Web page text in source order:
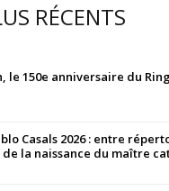
RÉCENTS
le 150e anniversaire du
Casals 2026 : entre
de la naissance du maître